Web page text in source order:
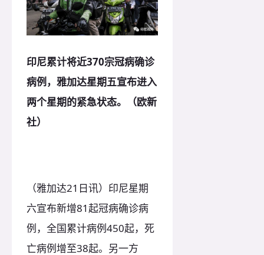
印尼累计将近370宗冠病确诊
病例，雅加达星期五宣布进入
两个星期的紧急状态。（欧新
社）
（雅加达21日讯）印尼星期
六宣布新增81起冠病确诊病
例，全国累计病例450起，死
亡病例增至38起。另一方